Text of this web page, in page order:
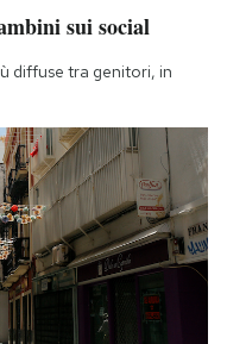
sui social
diffuse tra genitori, in